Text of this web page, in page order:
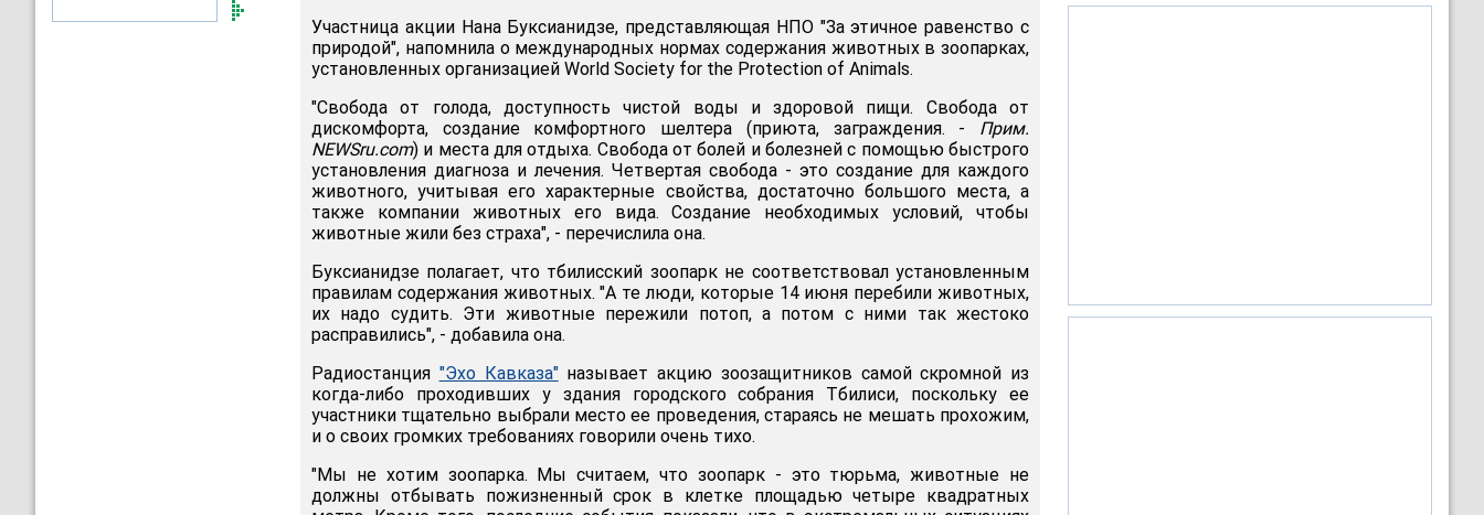
Участница акции Нана Буксианидзе, представляющая НПО "За этичное равенство с
природой", напомнила о международных нормах содержания животных в зоопарках,
установленных организацией World Society for the Protection of Animals.
"Свобода от голода, доступность чистой воды и здоровой пищи. Свобода от
дискомфорта, создание комфортного шелтера (приюта, заграждения. - Прим.
NEWSru.com) и места для отдыха. Свобода от болей и болезней с помощью быстрого
установления диагноза и лечения. Четвертая свобода - это создание для каждого
животного, учитывая его характерные свойства, достаточно большого места, а
также компании животных его вида. Создание необходимых условий, чтобы
животные жили без страха", - перечислила она.
Буксианидзе полагает, что тбилисский зоопарк не соответствовал установленным
правилам содержания животных. "А те люди, которые 14 июня перебили животных,
их надо судить. Эти животные пережили потоп, а потом с ними так жестоко
расправились", - добавила она.
Радиостанция "Эхо Кавказа"называет акцию зоозащитников самой скромной из
когда-либо проходивших у здания городского собрания Тбилиси, поскольку ее
участники тщательно выбрали место ее проведения, стараясь не мешать прохожим,
и о своих громких требованиях говорили очень тихо.
"Мы не хотим зоопарка. Мы считаем, что зоопарк - это тюрьма, животные не
должны отбывать пожизненный срок в клетке площадью четыре квадратных